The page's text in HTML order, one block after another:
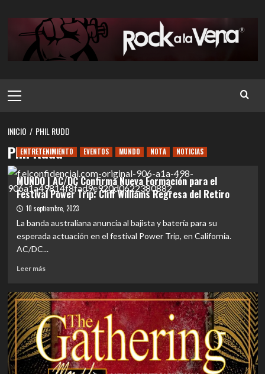
contenido
principal
INICIO PHIL RUDD
Phil Rudd
ENTRETENIMIENTO EVENTOS MUNDO NOTA NOTICIAS
MUNDO | AC/DC Confirma Nueva Formación para el
Festival Power Trip: Cliff Williams Regresa del Retiro
10 septiembre, 2023
La banda australiana anuncia al bajista y batería para su
esperada actuación en el festival Power Trip, en California.
AC/DC...
Leer másLeer
MUNDO
|
AC/DC
Confirma
Nueva
Formación
para